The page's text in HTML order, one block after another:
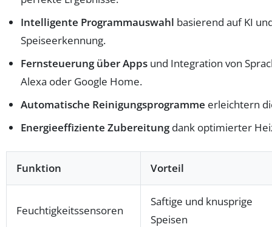
Intelligente Programmauswahl basierend auf KI
Speiseerkennung.
Fernsteuerung über Apps und Integration von
Alexa oder Google Home.
Automatische Reinigungsprogramme erleichtern
Energieeffiziente Zubereitungdank optimierter
Funktion Vorteil
Feuchtigkeitssensoren
Saftige und knusprige
Speisen